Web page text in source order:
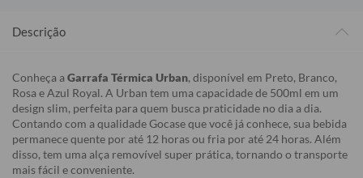
Descrição
Conheça a Garrafa Térmica Urban, disponível em Preto, Branco,
Rosa e Azul Royal. A Urban tem uma capacidade de 500ml em um
design slim, perfeita para quem busca praticidade no dia a dia.
Contando com a qualidade Gocase que você já conhece, sua bebida
permanece quente por até 12 horas ou fria por até 24 horas. Além
disso, tem uma alça removível super prática, tornando o transporte
mais fácil e conveniente.